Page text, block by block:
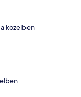
közelben